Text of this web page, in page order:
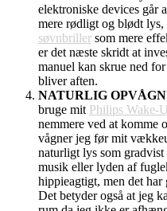
elektroniske devices går
mere rødligt og blødt lys,
søvnbriller som mere
er det næste skridt at
manuel kan skrue ned
bliver aften.
NATURLIG
bruge mit Philips Wake-
nemmere ved at komme
vågner jeg før mit
naturligt lys som
musik eller lyden af
hippieagtigt, men det
Det betyder også at jeg